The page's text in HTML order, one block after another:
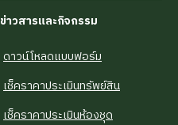
ข่าวสารและกิจกรรม
ดาวน์โหลดแบบฟอร์ม
เช็คราคาประเมินทรัพย์สิน
เช็คราคาประเมินห้องชุด